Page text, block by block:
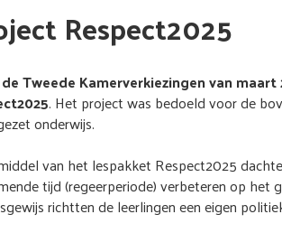
Respect2025
Tweede Kamerverkiezingen van
. Het project was bedoeld voor de
onderwijs.
van het lespakket Respect2025
tijd (regeerperiode) verbeteren op het
richtten de leerlingen een eigen